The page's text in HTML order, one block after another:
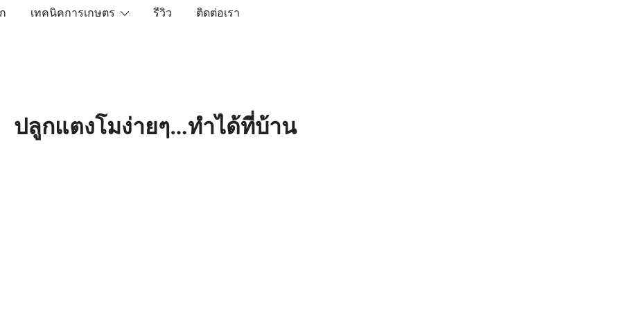
เทคนิคการเกษตร รีวิว ติดต่อเรา
ปลูกแตงโมง่ายๆ…ทำได้ที่บ้าน